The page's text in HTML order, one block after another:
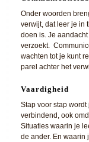
Onder woorden
verwijt, dat leer je in
doen is. Je
verzoekt.
wachten tot je kunt
parel achter het
Vaardigheid
Stap voor stap
verbindend, ook
Situaties waarin je
de ander. En waarin